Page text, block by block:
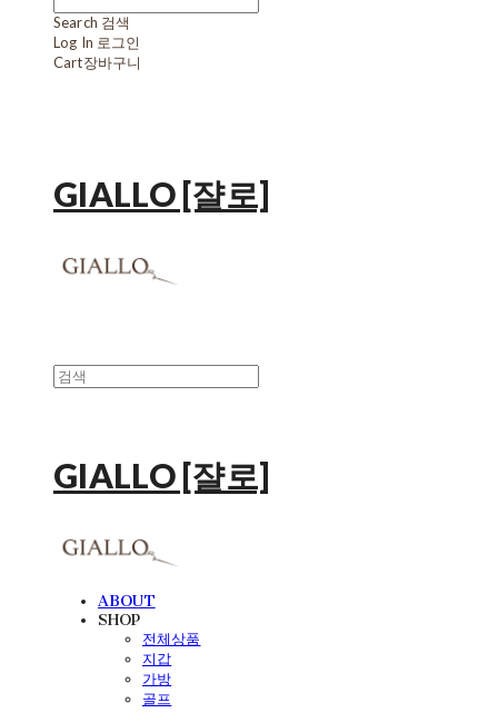
Search 검색
Log In 로그인
Cart장바구니
GIALLO [쟐로]
GIALLO [쟐로]
ABOUT
SHOP
전체상품
지갑
가방
골프